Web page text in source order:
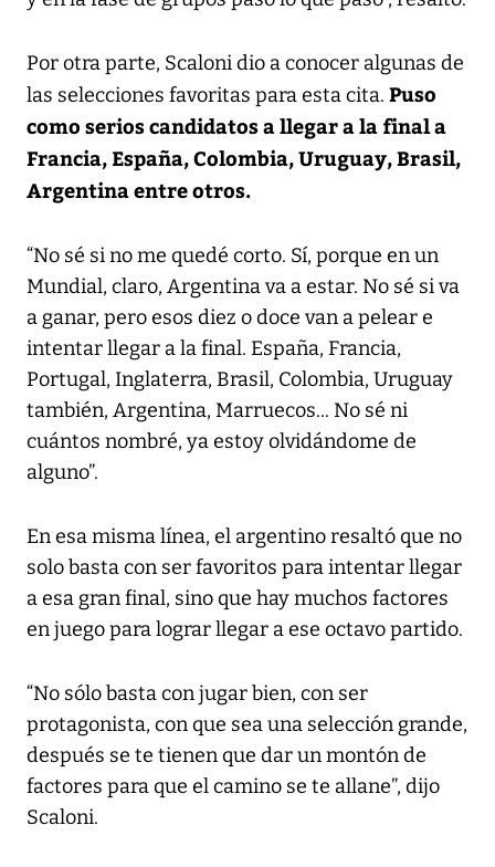
Por otra parte, Scaloni dio a conocer algunas de
las selecciones favoritas para esta cita. Puso
como serios candidatos a llegar a la final a
Francia, España, Colombia, Uruguay, Brasil,
Argentina entre otros.
“No sé si no me quedé corto. Sí, porque en un
Mundial, claro, Argentina va a estar. No sé si va
a ganar, pero esos diez o doce van a pelear e
intentar llegar a la final. España, Francia,
Portugal, Inglaterra, Brasil, Colombia, Uruguay
también, Argentina, Marruecos... No sé ni
cuántos nombré, ya estoy olvidándome de
alguno”.
En esa misma línea, el argentino resaltó que no
solo basta con ser favoritos para intentar llegar
a esa gran final, sino que hay muchos factores
en juego para lograr llegar a ese octavo partido.
“No sólo basta con jugar bien, con ser
protagonista, con que sea una selección grande,
después se te tienen que dar un montón de
factores para que el camino se te allane”, dijo
Scaloni.